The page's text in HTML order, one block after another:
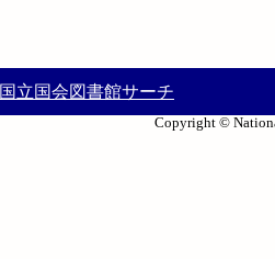
国立国会図書館サーチ
Copyright ©